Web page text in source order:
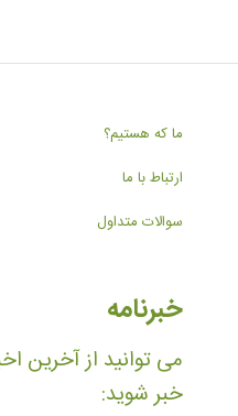
ما که هستیم؟
ارتباط با ما
سوالات متداول
خبرنامه
می توانید از آخرین
خبر شوید: